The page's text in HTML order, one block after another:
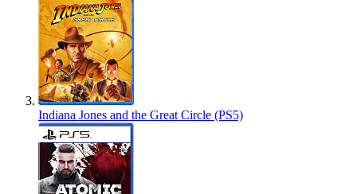
Indiana Jones and the Great Circle (PS5)